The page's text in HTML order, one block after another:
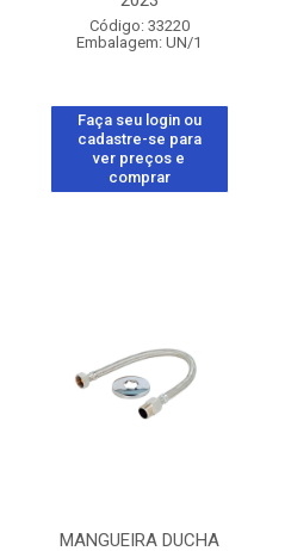
Código: 33220
Embalagem: UN/1
Faça seu login ou
cadastre-se para
ver preços e
comprar
MANGUEIRA DUCHA